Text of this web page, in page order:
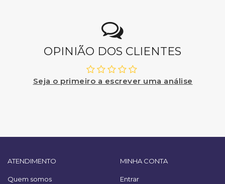
OPINIÃO DOS CLIENTES
Seja o primeiro a escrever uma análise
ATENDIMENTO
Quem somos
MINHA CONTA
Entrar